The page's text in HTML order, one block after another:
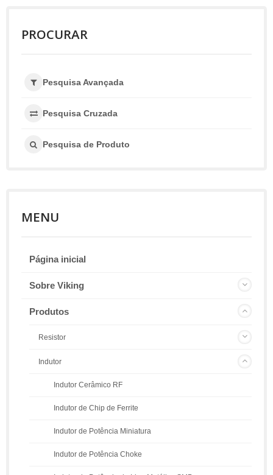
PROCURAR
Pesquisa Avançada
Pesquisa Cruzada
Pesquisa de Produto
MENU
Página inicial
Sobre Viking
Produtos
Resistor
Indutor
Indutor Cerâmico RF
Indutor de Chip de Ferrite
Indutor de Potência Miniatura
Indutor de Potência Choke